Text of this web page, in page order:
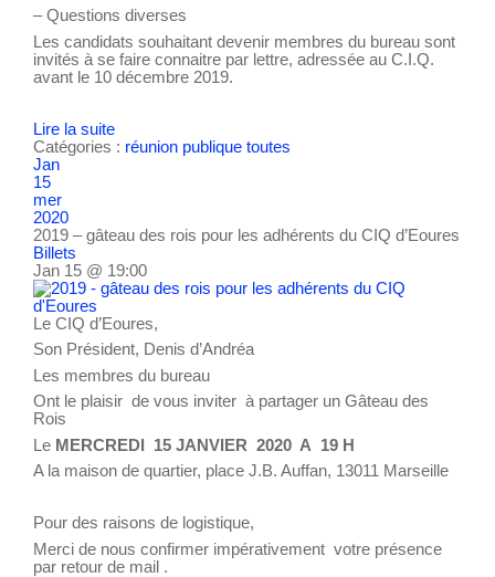
– Questions diverses
Les candidats souhaitant devenir membres du bureau sont
invités à se faire connaitre par lettre, adressée au C.I.Q.
avant le 10 décembre 2019.
Lire la suite
Catégories : réunion publique toutes
Jan
15
mer
2020
2019 – gâteau des rois pour les adhérents du CIQ d’Eoures
Billets
Jan 15 @ 19:00
Le CIQ d’Eoures,
Son Président, Denis d’Andréa
Les membres du bureau
Ont le plaisir de vous inviter à partager un Gâteau des
Rois
Le MERCREDI 15 JANVIER 2020 A 19 H
A la maison de quartier, place J.B. Auffan, 13011 Marseille
Pour des raisons de logistique,
Merci de nous confirmer impérativement votre présence
par retour de mail .